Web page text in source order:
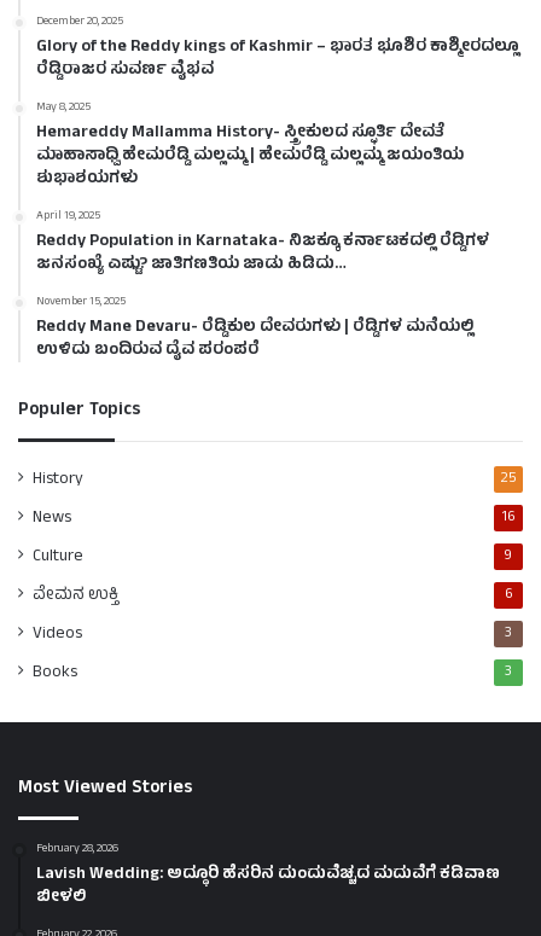
December 20, 2025
Glory of the Reddy kings of Kashmir – ಭಾರತ ಭೂಶಿರ ಕಾಶ್ಮೀರದಲ್ಲೂ
ರೆಡ್ಡಿರಾಜರ ಸುವರ್ಣ ವೈಭವ
May 8, 2025
Hemareddy Mallamma History- ಸ್ತ್ರೀಕುಲದ ಸ್ಫೂರ್ತಿ ದೇವತೆ
ಮಾಹಾಸಾಧ್ವಿ ಹೇಮರೆಡ್ಡಿ ಮಲ್ಲಮ್ಮ | ಹೇಮರೆಡ್ಡಿ ಮಲ್ಲಮ್ಮ ಜಯಂತಿಯ
ಶುಭಾಶಯಗಳು
April 19, 2025
Reddy Population in Karnataka- ನಿಜಕ್ಕೂ ಕರ್ನಾಟಕದಲ್ಲಿ ರೆಡ್ಡಿಗಳ
ಜನಸಂಖ್ಯೆ ಎಷ್ಟು? ಜಾತಿಗಣತಿಯ ಜಾಡು ಹಿಡಿದು…
November 15, 2025
Reddy Mane Devaru- ರೆಡ್ಡಿಕುಲ ದೇವರುಗಳು | ರೆಡ್ಡಿಗಳ ಮನೆಯಲ್ಲಿ
ಉಳಿದು ಬಂದಿರುವ ದೈವ ಪರಂಪರೆ
Populer Topics
History 25
News 16
Culture 9
ವೇಮನ ಉಕ್ತಿ 6
Videos 3
Books 3
Most Viewed Stories
February 28, 2026
Lavish Wedding: ಅದ್ಧೂರಿ ಹೆಸರಿನ ದುಂದುವೆಚ್ಚದ ಮದುವೆಗೆ ಕಡಿವಾಣ
ಬೀಳಲಿ